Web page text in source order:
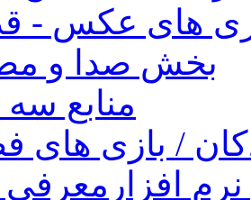
های عکس -
بخش صدا و
منابع
/ بازی های
افزار معرفی